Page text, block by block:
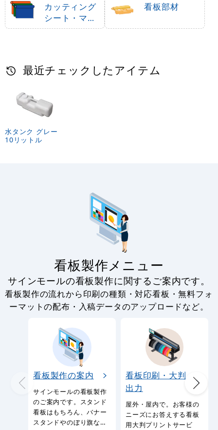
カッティング
シート・マー
キングフィル
看板部材
最近チェックしたアイテム
水タンク グレー
10リットル
看板製作メニュー
サインモールの看板製作に関するご案内です。
看板製作の流れから印刷の種類・対応看板・無料フォ
ーマットの配布・入稿データのアップロードなど。
看板製作の案内
サインモールの看板製作
のご案内です。スタンド
看板はもちろん、バナー
スタンドやのぼり旗など
看板印刷・大判
出力
屋外・屋内で。お客様の
ニーズにお答えする看板
用大判プリントサービ